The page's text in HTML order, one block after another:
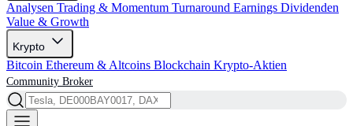
Analysen Trading & Momentum Turnaround Earnings Dividenden
Value & Growth
Krypto
Bitcoin Ethereum & Altcoins Blockchain Krypto-Aktien
Community Broker